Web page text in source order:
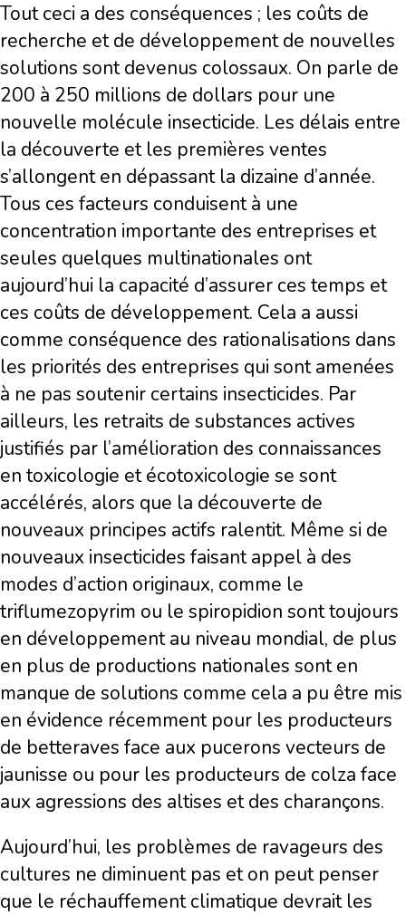
Tout ceci a des conséquences ; les coûts de
recherche et de développement de nouvelles
solutions sont devenus colossaux. On parle de
200 à 250 millions de dollars pour une
nouvelle molécule insecticide. Les délais entre
la découverte et les premières ventes
s’allongent en dépassant la dizaine d’année.
Tous ces facteurs conduisent à une
concentration importante des entreprises et
seules quelques multinationales ont
aujourd’hui la capacité d’assurer ces temps et
ces coûts de développement. Cela a aussi
comme conséquence des rationalisations dans
les priorités des entreprises qui sont amenées
à ne pas soutenir certains insecticides. Par
ailleurs, les retraits de substances actives
justifiés par l’amélioration des connaissances
en toxicologie et écotoxicologie se sont
accélérés, alors que la découverte de
nouveaux principes actifs ralentit. Même si de
nouveaux insecticides faisant appel à des
modes d’action originaux, comme le
triflumezopyrim ou le spiropidion sont toujours
en développement au niveau mondial, de plus
en plus de productions nationales sont en
manque de solutions comme cela a pu être mis
en évidence récemment pour les producteurs
de betteraves face aux pucerons vecteurs de
jaunisse ou pour les producteurs de colza face
aux agressions des altises et des charançons.
Aujourd’hui, les problèmes de ravageurs des
cultures ne diminuent pas et on peut penser
que le réchauffement climatique devrait les